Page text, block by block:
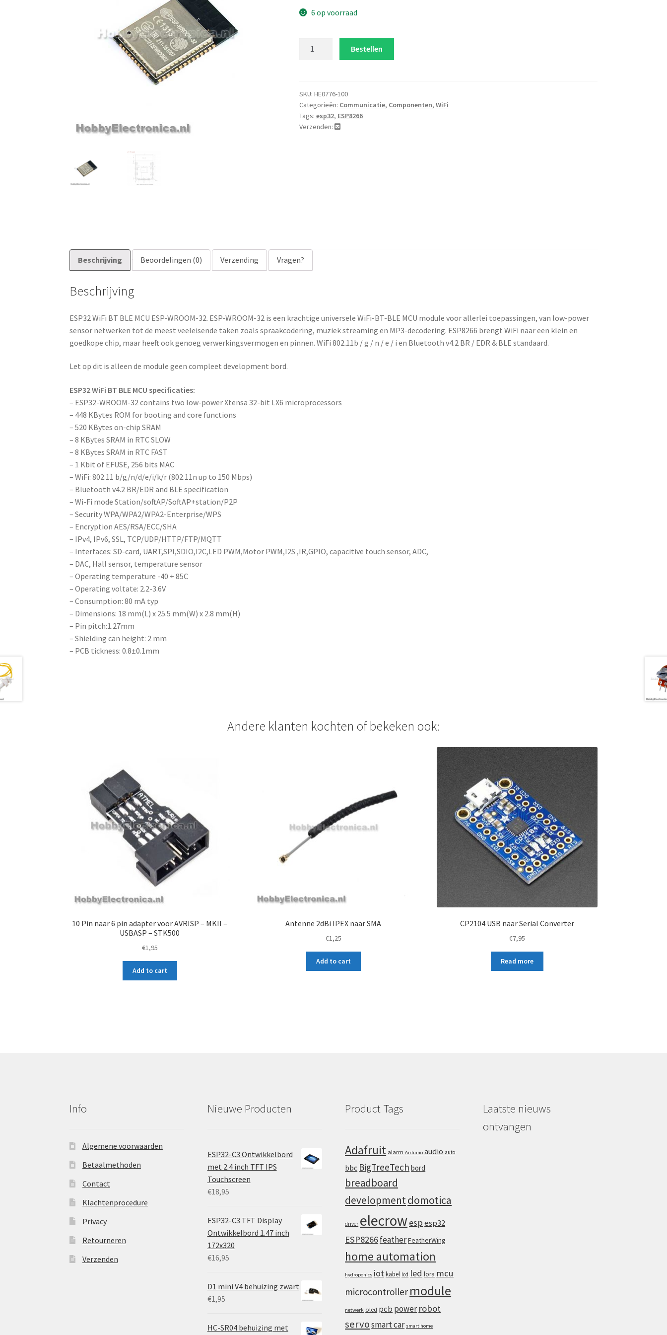
6 op voorraad
mcu
aantal
Bestellen
SKU: HE0776-100
Categorieën: Communicatie, Componenten, WiFi
Tags: esp32, ESP8266
Verzenden:
Beschrijving Beoordelingen (0) Verzending Vragen?
Beschrijving
ESP32 WiFi BT BLE MCU ESP-WROOM-32. ESP-WROOM-32 is een krachtige universele WiFi-BT-BLE MCU module voor allerlei toepassingen, van low-power
sensor netwerken tot de meest veeleisende taken zoals spraakcodering, muziek streaming en MP3-decodering. ESP8266 brengt WiFi naar een klein en
goedkope chip, maar heeft ook genoeg verwerkingsvermogen en pinnen. WiFi 802.11b / g / n / e / i en Bluetooth v4.2 BR / EDR & BLE standaard.
Let op dit is alleen de module geen compleet development bord.
ESP32 WiFi BT BLE MCU specificaties:
– ESP32-WROOM-32 contains two low-power Xtensa 32-bit LX6 microprocessors
– 448 KBytes ROM for booting and core functions
– 520 KBytes on-chip SRAM
– 8 KBytes SRAM in RTC SLOW
– 8 KBytes SRAM in RTC FAST
– 1 Kbit of EFUSE, 256 bits MAC
– WiFi: 802.11 b/g/n/d/e/i/k/r (802.11n up to 150 Mbps)
– Bluetooth v4.2 BR/EDR and BLE specification
– Wi-Fi mode Station/softAP/SoftAP+station/P2P
– Security WPA/WPA2/WPA2-Enterprise/WPS
– Encryption AES/RSA/ECC/SHA
– IPv4, IPv6, SSL, TCP/UDP/HTTP/FTP/MQTT
– Interfaces: SD-card, UART,SPI,SDIO,I2C,LED PWM,Motor PWM,I2S ,IR,GPIO, capacitive touch sensor, ADC,
– DAC, Hall sensor, temperature sensor
– Operating temperature -40 + 85C
– Operating voltate: 2.2-3.6V
– Consumption: 80 mA typ
– Dimensions: 18 mm(L) x 25.5 mm(W) x 2.8 mm(H)
– Pin pitch:1.27mm
– Shielding can height: 2 mm
– PCB tickness: 0.8±0.1mm
Andere klanten kochten of bekeken ook:
10 Pin naar 6 pin adapter voor AVRISP – MKII –
USBASP – STK500
€1,95
Add to cart
Antenne 2dBi IPEX naar SMA
€1,25
Add to cart
CP2104 USB naar Serial Converter
€7,95
Read more
Info
Algemene voorwaarden
Betaalmethoden
Contact
Klachtenprocedure
Privacy
Retourneren
Verzenden
Nieuwe Producten
ESP32-C3 Ontwikkelbord
met 2.4 inch TFT IPS
Touchscreen
€18,95
ESP32-C3 TFT Display
Ontwikkelbord 1.47 inch
172x320
€16,95
D1 mini V4 behuizing zwart
€1,95
HC-SR04 behuizing met
Product Tags
Adafruit alarm Arduino audio auto
bbc BigTreeTech bord
breadboard
developmentdomotica
driver elecrowespesp32
ESP8266featherFeatherWing
home automation
hydroponics iotkabel lcd led lora mcu
microcontroller module
netwerk oled pcb power robot
servosmart car smart home
Laatste nieuws
ontvangen